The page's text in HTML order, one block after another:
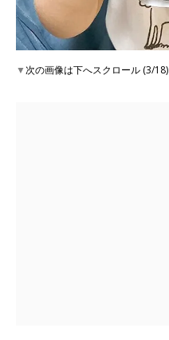
▼次の画像は下へスクロール (3/18)